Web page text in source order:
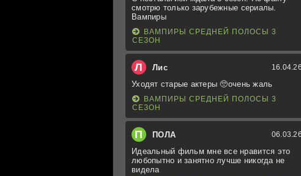
смотрю только зарубежные сериалы.
Вампиры
ВАМПИРЫ СРЕДНЕЙ ПОЛОСЫ 3
СЕЗОН
Л Лис 16.04.26
Уходят старые актеры 🥺очень жаль
ВАМПИРЫ СРЕДНЕЙ ПОЛОСЫ 3
СЕЗОН
П ПОЛА 06.03.26
Идеальный фильм мне все нравится это
любопытно и занятно лучше никогда не
видела